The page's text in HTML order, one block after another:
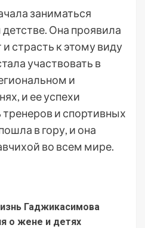
заниматься
Она проявила
страсть к этому виду
участвовать в
и
и ее успехи
и спортивных
в гору, и она
во всем мире.
Гаджикасимова
о жене и детях